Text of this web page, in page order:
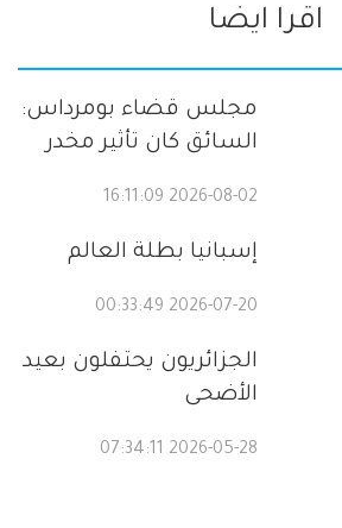
اقرا ايضا
مجلس قضاء بومرداس:
السائق كان تأثير مخدر
2026-08-02 16:11:09
إسبانيا بطلة العالم
2026-07-20 00:33:49
الجزائريون يحتفلون بعيد
الأضحى
2026-05-28 07:34:11